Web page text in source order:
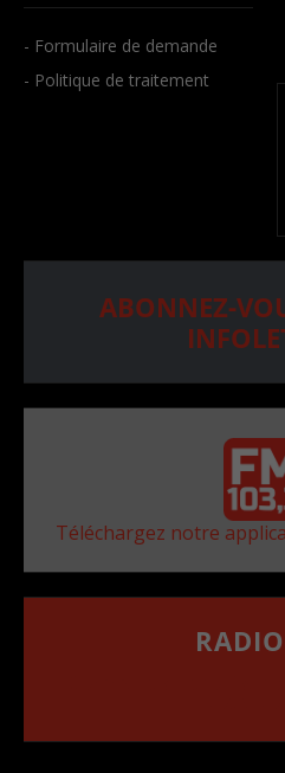
- Formulaire de demande
- Politique de traitement
ABONNEZ-
Téléchargez notre